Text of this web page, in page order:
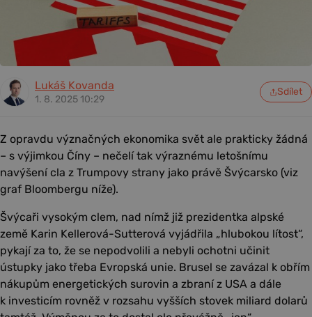
Lukáš Kovanda
1. 8. 2025 10:29
Sdílet
Z opravdu význačných ekonomika svět ale prakticky žádná
– s výjimkou Číny – nečelí tak výraznému letošnímu
navýšení cla z Trumpovy strany jako právě Švýcarsko (viz
graf Bloombergu níže).
Švýcaři vysokým clem, nad nímž již prezidentka alpské
země Karin Kellerová-Sutterová vyjádřila „hlubokou lítost“,
pykají za to, že se nepodvolili a nebyli ochotni učinit
ústupky jako třeba Evropská unie. Brusel se zavázal k obřím
nákupům energetických surovin a zbraní z USA a dále
k investicím rovněž v rozsahu vyšších stovek miliard dolarů